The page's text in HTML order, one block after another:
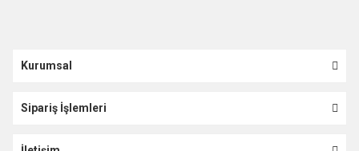
Kurumsal
Sipariş İşlemleri